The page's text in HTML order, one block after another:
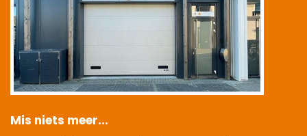
Mis niets meer...